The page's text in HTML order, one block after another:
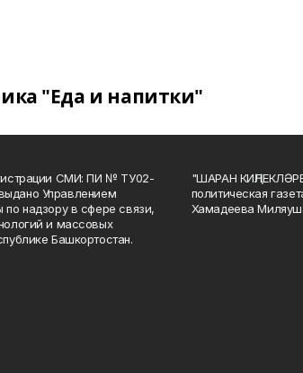
"Еда и напитки"
СМИ: ПИ № ТУ02-
выдано Управлением
надзору в сфере связи,
и массовых
Башкортостан.
"ШАРАН
политическая
Хамадеева